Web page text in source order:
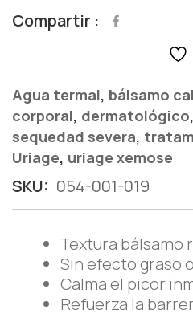
Compartir
Agua termal, bálsamo
corporal, dermatológico,
sequedad severa,
Uriage, uriage xemose
SKU: 054-001-019
Textura bálsamo
Sin efecto graso
Calma el picor
Refuerza la